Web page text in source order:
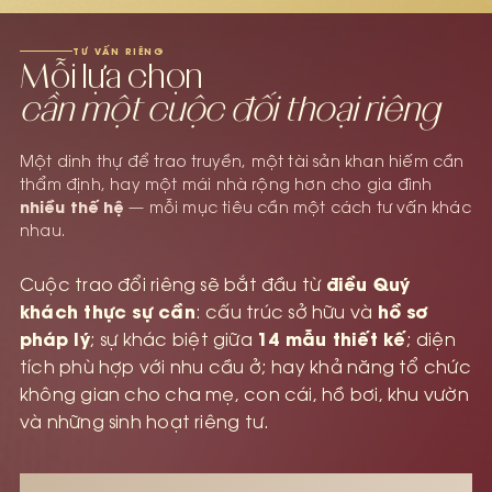
TƯ VẤN RIÊNG
Mỗi lựa chọn
cần một cuộc đối thoại riêng
Một dinh thự để trao truyền, một tài sản khan hiếm cần
thẩm định, hay một mái nhà rộng hơn cho gia đình
nhiều thế hệ — mỗi mục tiêu cần một cách tư vấn khác
nhau.
Cuộc trao đổi riêng sẽ bắt đầu từ điều Quý
khách thực sự cần: cấu trúc sở hữu và hồ sơ
pháp lý; sự khác biệt giữa 14 mẫu thiết kế; diện
tích phù hợp với nhu cầu ở; hay khả năng tổ chức
không gian cho cha mẹ, con cái, hồ bơi, khu vườn
và những sinh hoạt riêng tư.